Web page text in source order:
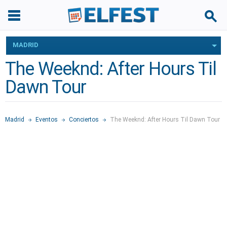
MADRID
The Weeknd: After Hours Til
Dawn Tour
Madrid Eventos Conciertos The Weeknd: After Hours Til Dawn Tour